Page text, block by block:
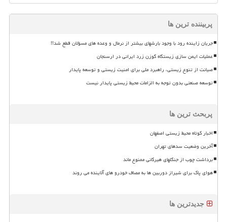
پربیننده ترین ها
جریان زاینده رود با وجود بارشهای بیشتر از نرمال و وعده های مسؤلان قطع شد!!
عملیات ایمن سازی زیستگاه گوزن زرد ایرانی در ارسنجان
صیانت از تنوع زیستی، راهبرد ملی برای امنیت زیستی و توسعه پایدار
توسعه صنعتی بدون توجه به الزامات محیط زیستی پایدار نیست
پربحث ترین ها
اخبار کوتاه محیط زیستی اصفهان
آخرین وضعیت سدهای تهران
برداشت چوب از جنگلهای هیرکانی ممنوع ماند
هوای پاک برای شیراز دوربین ها به مصاف خودرو های آلاینده می روند
جدیدترین ها